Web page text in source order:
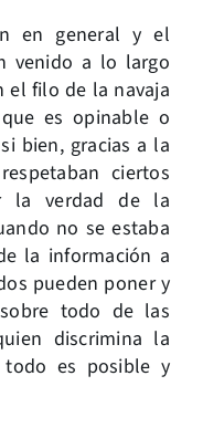
en general y el
venido a lo largo
el filo de la navaja
es opinable o
bien, gracias a la
ciertos
la verdad de la
no se estaba
la información a
pueden poner y
todo de las
discrimina la
es posible y